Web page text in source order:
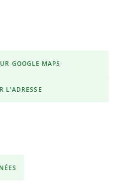
GOOGLE MAPS
L'ADRESSE